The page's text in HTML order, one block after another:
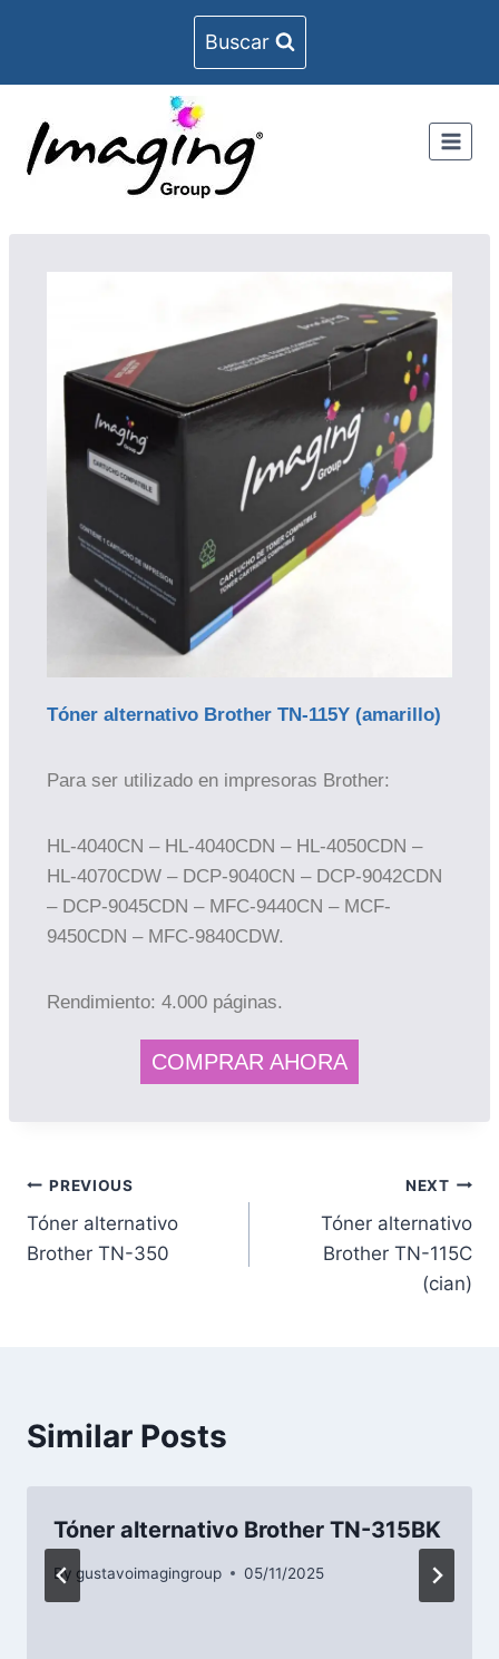
Buscar
Tóner alternativo Brother TN-115Y (amarillo)
Para ser utilizado en impresoras Brother:
HL-4040CN – HL-4040CDN – HL-4050CDN –
HL-4070CDW – DCP-9040CN – DCP-9042CDN
– DCP-9045CDN – MFC-9440CN – MCF-
9450CDN – MFC-9840CDW.
Rendimiento: 4.000 páginas.
COMPRAR AHORA
PREVIOUS
Tóner alternativo
Brother TN-350
NEXT
Tóner alternativo
Brother TN-115C
(cian)
Similar Posts
Tóner alternativo Brother TN-315BK
By gustavoimagingroup 05/11/2025